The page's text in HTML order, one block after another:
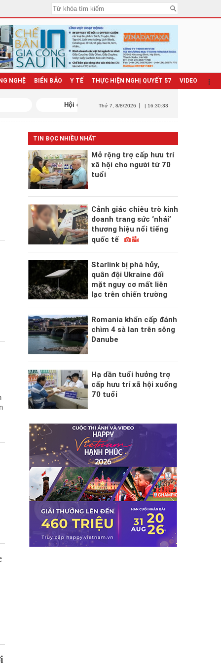
NGHỆ BIỂN ĐẢO Y TẾ THỰC HIỆN NGHỊ QUYẾT 57 VIDEO
Thứ 7 , 8/8/2026 | 16:30:35
TIN ĐỌC NHIỀU NHẤT
Mở rộng trợ cấp hưu trí
xã hội cho người từ 70
tuổi
Cảnh giác chiêu trò kinh
doanh trang sức ‘nhái’
thương hiệu nổi tiếng
quốc tế
Starlink bị phá hủy,
quân đội Ukraine đối
mặt nguy cơ mất liên
lạc trên chiến trường
Romania khẩn cấp đánh
chìm 4 sà lan trên sông
Danube
Hạ dần tuổi hưởng trợ
cấp hưu trí xã hội xuống
70 tuổi